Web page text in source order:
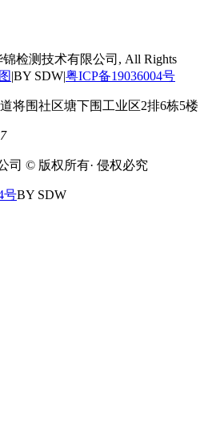
检测技术有限公司, All Rights
|BY SDW|粤ICP备19036004号
将围社区塘下围工业区2排6栋5楼
司 © 版权所有· 侵权必究
号BY SDW